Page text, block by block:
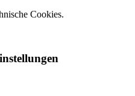
Cookies.